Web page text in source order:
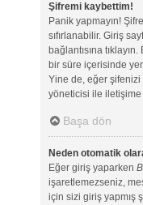
Şifremi kaybettim!
Panik yapmayın!
sıfırlanabilir. Giriş
bağlantısına
bir süre içerisinde
Yine de, eğer şifenizi
yöneticisi ile
Başa dön
Neden otomatik
Eğer giriş yaparken
işaretlemezseniz,
için sizi giriş yapmış